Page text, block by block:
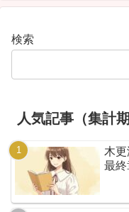
検索
人気記事（集計
木
最